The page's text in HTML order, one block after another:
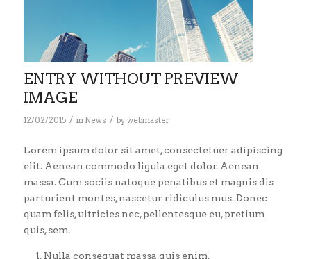
ENTRY WITHOUT PREVIEW
IMAGE
12/02/2015 / in News / by webmaster
Lorem ipsum dolor sit amet, consectetuer adipiscing
elit. Aenean commodo ligula eget dolor. Aenean
massa. Cum sociis natoque penatibus et magnis dis
parturient montes, nascetur ridiculus mus. Donec
quam felis, ultricies nec, pellentesque eu, pretium
quis, sem.
Nulla consequat massa quis enim.